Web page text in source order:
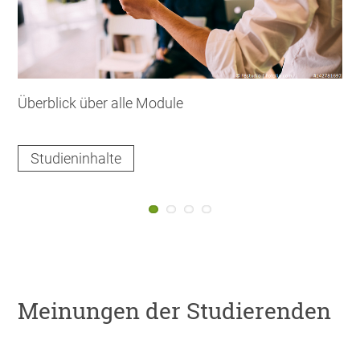
Überblick über alle Module
Studieninhalte
Meinungen der Studierenden